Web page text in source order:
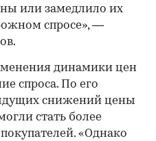
или замедлило их
спросе», —
динамики цен
спроса. По его
снижений цены
стать более
«Однако